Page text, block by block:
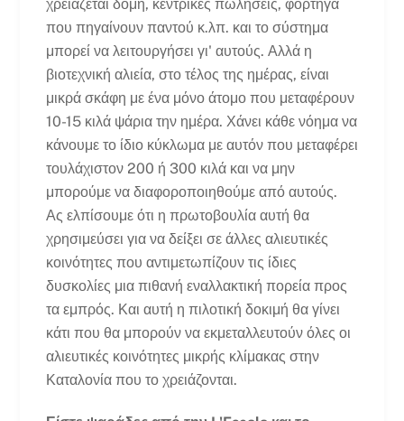
χρειάζεται δομή, κεντρικές πωλήσεις, φορτηγά
που πηγαίνουν παντού κ.λπ. και το σύστημα
μπορεί να λειτουργήσει γι' αυτούς. Αλλά η
βιοτεχνική αλιεία, στο τέλος της ημέρας, είναι
μικρά σκάφη με ένα μόνο άτομο που μεταφέρουν
10-15 κιλά ψάρια την ημέρα. Χάνει κάθε νόημα να
κάνουμε το ίδιο κύκλωμα με αυτόν που μεταφέρει
τουλάχιστον 200 ή 300 κιλά και να μην
μπορούμε να διαφοροποιηθούμε από αυτούς.
Ας ελπίσουμε ότι η πρωτοβουλία αυτή θα
χρησιμεύσει για να δείξει σε άλλες αλιευτικές
κοινότητες που αντιμετωπίζουν τις ίδιες
δυσκολίες μια πιθανή εναλλακτική πορεία προς
τα εμπρός. Και αυτή η πιλοτική δοκιμή θα γίνει
κάτι που θα μπορούν να εκμεταλλευτούν όλες οι
αλιευτικές κοινότητες μικρής κλίμακας στην
Καταλονία που το χρειάζονται.